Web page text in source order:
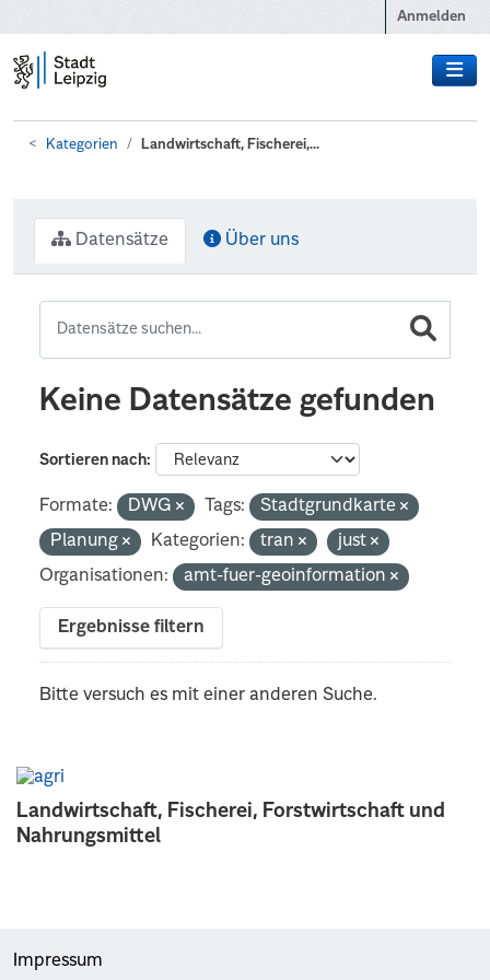
Anmelden
Kategorien Landwirtschaft, Fischerei,...
Landwirtschaft, Fischerei, Forstwirtschaft und
Nahrungsmittel
Datensätze Über uns
Keine Datensätze gefunden
Sortieren nach
Formate: DWG Tags:
Stadtgrundkarte
Planung
Kategorien: tran
just
Organisationen:
amt-fuer-geoinformation
Ergebnisse filtern
Bitte versuch es mit einer anderen Suche.
Impressum